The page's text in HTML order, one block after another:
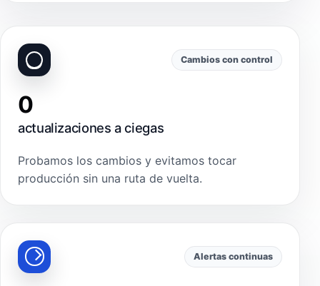
Cambios con control
0
actualizaciones a ciegas
Probamos los cambios y evitamos tocar
producción sin una ruta de vuelta.
Alertas continuas